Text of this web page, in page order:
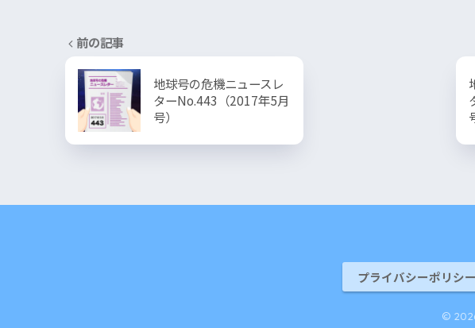
前の記事
地球号の危機ニュースレ
ターNo.443（2017年5月
号）
プライバシーポリシー
©